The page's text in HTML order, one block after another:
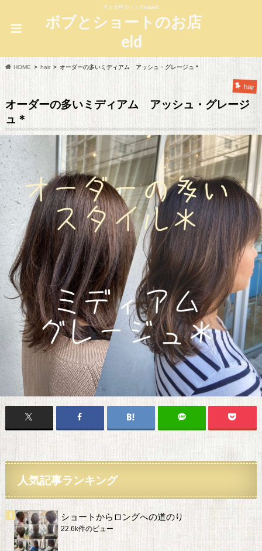
大人女性カットのexpert
ボブとショートのお店
eld
HOME hair オーダーの多いミディアム アッシュ・グレージュ＊
hair
オーダーの多いミディアム アッシュ・グレージ
ュ＊
人気記事ランキング
ショートからロングへの道のり
22.6k件のビュー